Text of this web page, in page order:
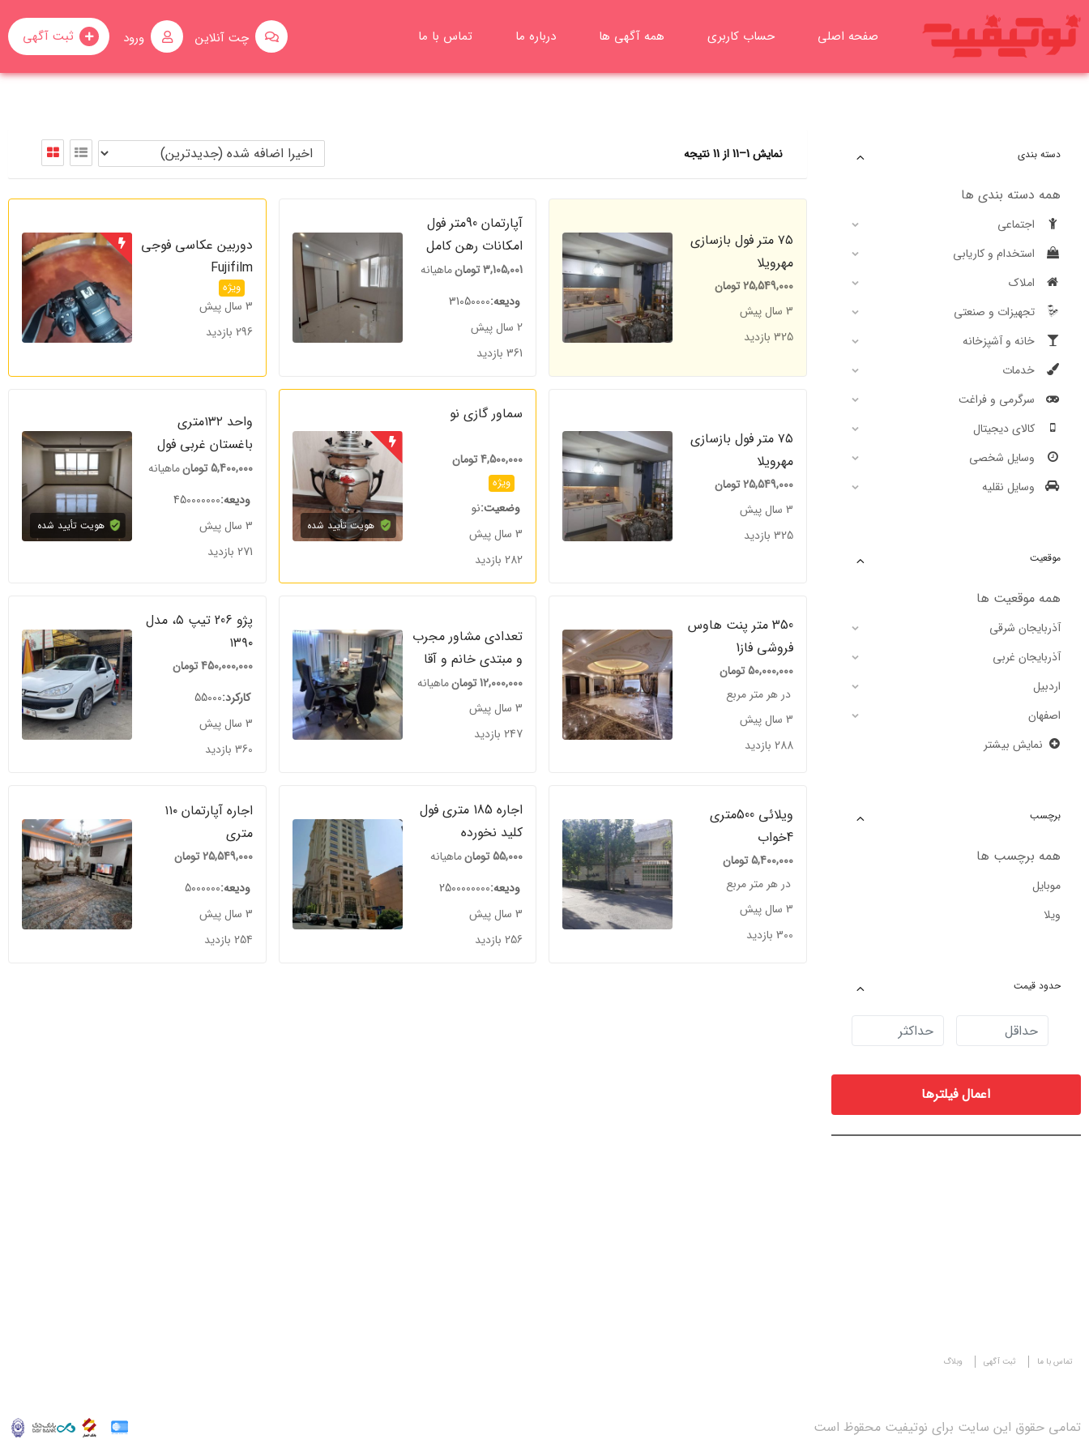
پرش
ثبت آگهی ورود چت آنلاین صفحه اصلی حساب کاربری همه آگهی ها درباره ما تماس با ما
دسته بندی
همه دسته بندی ها
اجتماعی
استخدام و کاریابی
املاک
تجهیزات و صنعتی
خانه و آشپزخانه
خدمات
سرگرمی و فراغت
کالای دیجیتال
وسایل شخصی
وسایل نقلیه
موقعیت
همه موقعیت ها
آذربایجان شرقی
آذربایجان غربی
اردبیل
اصفهان
نمایش بیشتر
برچسب
همه برچسب ها
موبایل
ویلا
حدود قیمت
اعمال فیلترها
نمایش 1–11 از 11 نتیجه
۷۵ متر فول بازسازی
مهرویلا
25,549,000 تومان
3 سال پیش
325 بازدید
آپارتمان 90متر فول
امکانات رهن کامل
کلید نخورده
3,105,001تومانماهیانه
ودیعه 31050000
2 سال پیش
361 بازدید
دوربین عکاسی فوجی
Fujifilm
ویژه
3 سال پیش
296 بازدید
۷۵ متر فول بازسازی
مهرویلا
25,549,000 تومان
3 سال پیش
325 بازدید
سماور گازی نو
4,500,000تومان
ویژه
وضعیت نو
3 سال پیش
282 بازدید
هویت تأیید شده
واحد ۱۳۲متری
باغستان غربی فول
5,400,000 تومانماهیانه
ودیعه 450000000
3 سال پیش
271 بازدید
هویت تأیید شده
350 متر پنت هاوس
فروشی فاز1
50,000,000 تومان
در هر متر مربع
3 سال پیش
288 بازدید
تعدادی مشاور مجرب
و مبتدی خانم و آقا
12,000,000تومانماهیانه
3 سال پیش
247 بازدید
پژو 206 تیپ ۵، مدل
۱۳۹۰
450,000,000 تومان
کارکرد 55000
3 سال پیش
360 بازدید
ویلائی 500متری
4خواب
5,400,000 تومان
در هر متر مربع
3 سال پیش
300 بازدید
اجاره 185 متری فول
کلید نخورده
55,000تومانماهیانه
ودیعه 2500000000
3 سال پیش
256 بازدید
اجاره آپارتمان ۱۱۰
متری
25,549,000 تومان
ودیعه 5000000
3 سال پیش
254 بازدید
تماس با ما ثبت آگهی وبلاگ
تمامی حقوق این سایت برای نوتیفیت محقوظ است